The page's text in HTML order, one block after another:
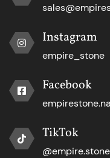
Instagram
empire_stone
Facebook
TikTok
@empire.stone